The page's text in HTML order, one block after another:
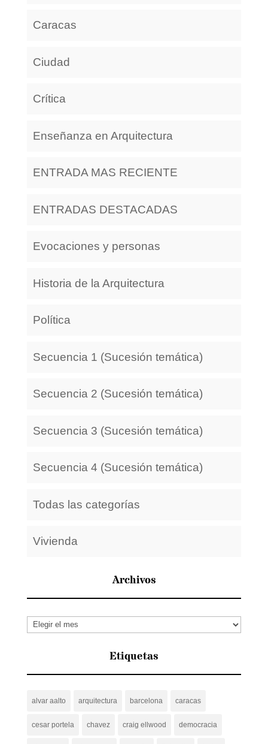
Caracas
Ciudad
Crítica
Enseñanza en Arquitectura
ENTRADA MAS RECIENTE
ENTRADAS DESTACADAS
Evocaciones y personas
Historia de la Arquitectura
Política
Secuencia 1 (Sucesión temática)
Secuencia 2 (Sucesión temática)
Secuencia 3 (Sucesión temática)
Secuencia 4 (Sucesión temática)
Todas las categorías
Vivienda
Archivos
Archivos
Etiquetas
alvar aalto arquitectura barcelona caracas
cesar portela chavez craig ellwood democracia